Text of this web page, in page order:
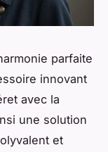
parfaite
innovant
avec la
une solution
et